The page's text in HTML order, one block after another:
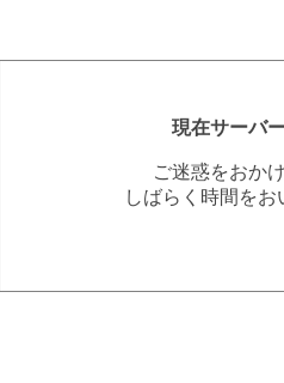
現在サーバ
ご迷惑をおか
しばらく時間を